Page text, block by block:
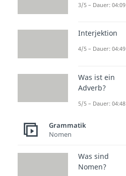
3/5 – Dauer: 04:09
Interjektion
4/5 – Dauer: 04:49
Was ist ein
Adverb?
5/5 – Dauer: 04:48
Grammatik
Nomen
Was sind
Nomen?